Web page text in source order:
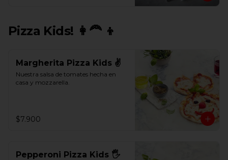
Pizza Kids! 👩‍🦰 👦
Margherita Pizza Kids ✌
Nuestra salsa de tomates hecha en
casa y mozzarella.
$7.900
Pepperoni Pizza Kids 🖐